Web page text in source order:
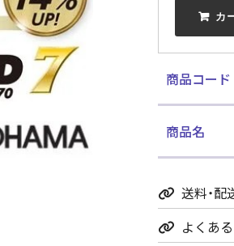
 カ
商品コード
商品名
送料・配
よくあ